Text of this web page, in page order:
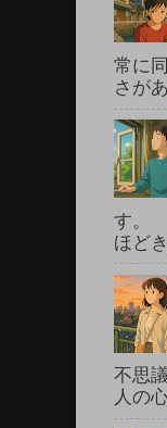
常に
さが
す。
ほど
不思
人の